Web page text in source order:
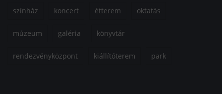
színház koncert étterem oktatás
múzeum galéria könyvtár
rendezvényközpont kiállítóterem park